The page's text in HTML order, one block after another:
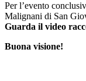
Per l’evento
Malignani di San
Guarda il video
Buona visione!